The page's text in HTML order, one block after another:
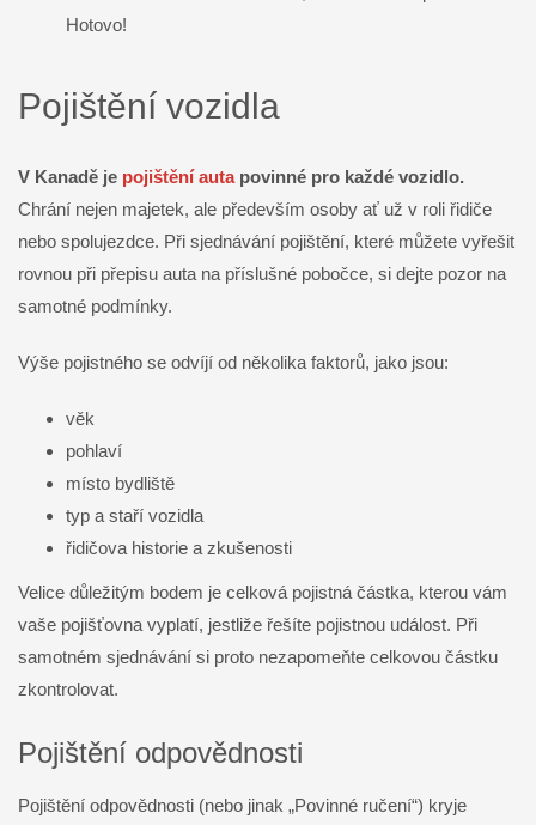
Hotovo!
Pojištění vozidla
V Kanadě je pojištění autapovinné pro každé vozidlo.
Chrání nejen majetek, ale především osoby ať už v roli řidiče
nebo spolujezdce. Při sjednávání pojištění, které můžete vyřešit
rovnou při přepisu auta na příslušné pobočce, si dejte pozor na
samotné podmínky.
Výše pojistného se odvíjí od několika faktorů, jako jsou:
věk
pohlaví
místo bydliště
typ a staří vozidla
řidičova historie a zkušenosti
Velice důležitým bodem je celková pojistná částka, kterou vám
vaše pojišťovna vyplatí, jestliže řešíte pojistnou událost. Při
samotném sjednávání si proto nezapomeňte celkovou částku
zkontrolovat.
Pojištění odpovědnosti
Pojištění odpovědnosti (nebo jinak „Povinné ručení“) kryje